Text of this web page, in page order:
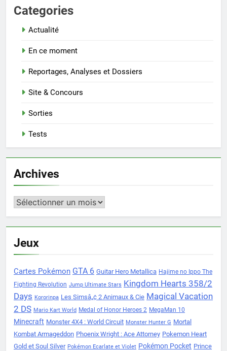
Categories
Actualité
En ce moment
Reportages, Analyses et Dossiers
Site & Concours
Sorties
Tests
Archives
Archives
Jeux
Cartes Pokémon GTA 6 Guitar Hero Metallica Hajime no Ippo The
Fighting Revolution Jump Ultimate Stars Kingdom Hearts 358/2
Days Kororinpa Les Simsâ„¢ 2 Animaux & Cie Magical Vacation
2 DS Mario Kart World Medal of Honor Heroes 2 MegaMan 10
Minecraft Monster 4X4 : World Circuit Monster Hunter G Mortal
Kombat Armageddon Phoenix Wright : Ace Attorney Pokemon Heart
Gold et Soul Silver Pokémon Ecarlate et Violet Pokémon Pocket Prince